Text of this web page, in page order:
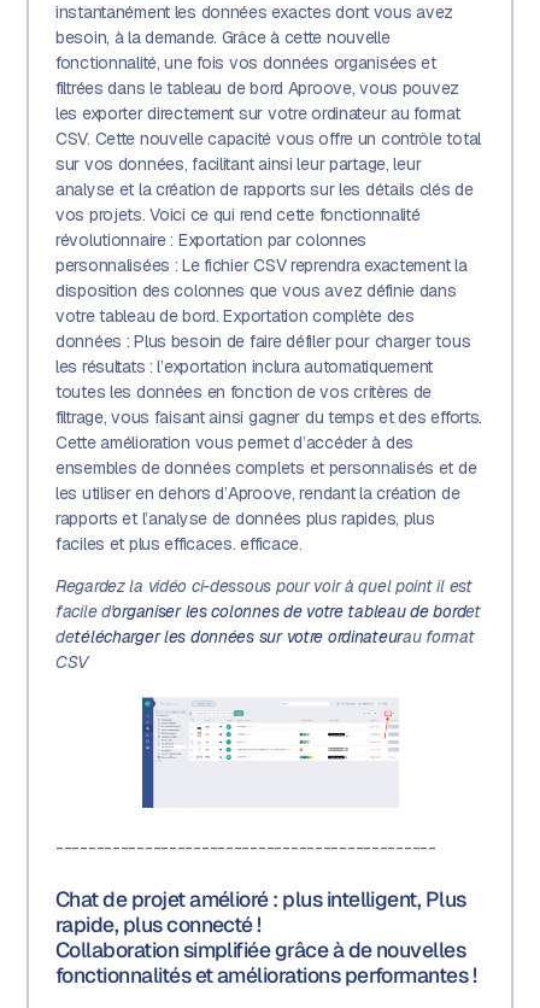
instantanément les données exactes dont vous avez
besoin, à la demande. Grâce à cette nouvelle
fonctionnalité, une fois vos données organisées et
filtrées dans le tableau de bord Aproove, vous pouvez
les exporter directement sur votre ordinateur au format
CSV. Cette nouvelle capacité vous offre un contrôle total
sur vos données, facilitant ainsi leur partage, leur
analyse et la création de rapports sur les détails clés de
vos projets. Voici ce qui rend cette fonctionnalité
révolutionnaire : Exportation par colonnes
personnalisées : Le fichier CSV reprendra exactement la
disposition des colonnes que vous avez définie dans
votre tableau de bord. Exportation complète des
données : Plus besoin de faire défiler pour charger tous
les résultats : l’exportation inclura automatiquement
toutes les données en fonction de vos critères de
filtrage, vous faisant ainsi gagner du temps et des efforts.
Cette amélioration vous permet d’accéder à des
ensembles de données complets et personnalisés et de
les utiliser en dehors d’Aproove, rendant la création de
rapports et l’analyse de données plus rapides, plus
faciles et plus efficaces. efficace.
Regardez la vidéo ci-dessous pour voir à quel point il est
facile d'organiser les colonnes de votre tableau de bordet
detélécharger les données sur votre ordinateurau format
CSV
-----------------------------------------------
Chat de projet amélioré : plus intelligent, Plus
rapide, plus connecté !
Collaboration simplifiée grâce à de nouvelles
fonctionnalités et améliorations performantes !